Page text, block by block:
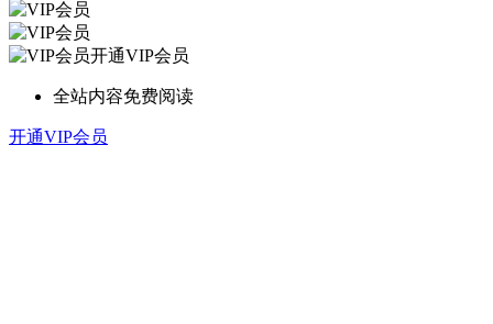
开通VIP会员
全站内容免费阅读
开通VIP会员